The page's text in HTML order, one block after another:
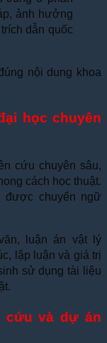
ảnh hưởng
dẫn quốc
nội dung khoa
học chuyên
cứu chuyên sâu,
cách học thuật.
được chuyển ngữ
luận án vật lý
lập luận và giá trị
sử dụng tài liệu
cứu và dự án